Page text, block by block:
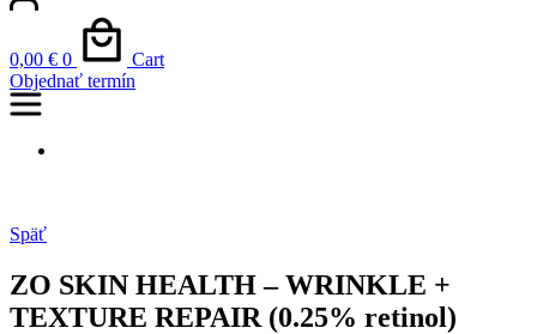
0,00 € 0
Cart
Objednať termín
Späť
ZO SKIN HEALTH – WRINKLE +
TEXTURE REPAIR (0.25% retinol)